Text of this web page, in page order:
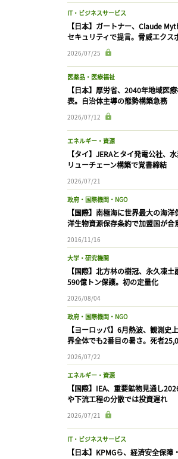
IT・ビジネスサービス
【日本】ガートナー、Claude
セキュリティで提言。脅威エクス
2026/07/25
医薬品・医療福祉
【日本】厚労省、2040年地域医
表。自治体主導の態勢構築急務
2026/07/12
エネルギー・資源
【タイ】JERAとタイ発電公社、
リューチェーン構築で覚書締結
2026/07/21
政府・国際機関・NGO
【国際】南極海に世界最大の海
洋生物資源保存条約で加盟国が合
2016/11/16
大学・研究機関
【国際】北方林の樹冠、永久凍
590億トン保護。初の定量化
2026/08/04
政府・国際機関・NGO
【ヨーロッパ】6月熱波、観測史
界全体でも2番目の暑さ。死者
2026/07/22
エネルギー・資源
【国際】IEA、重要鉱物見通し
や下流工程の分散では投資遅れ
2026/07/21
IT・ビジネスサービス
【日本】KPMGら、経済安全保